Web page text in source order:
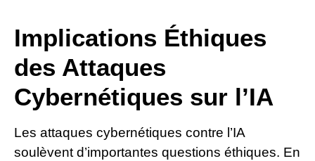
Implications Éthiques
des Attaques
Cybernétiques sur l’IA
Les attaques cybernétiques contre l’IA
soulèvent d’importantes questions éthiques. En